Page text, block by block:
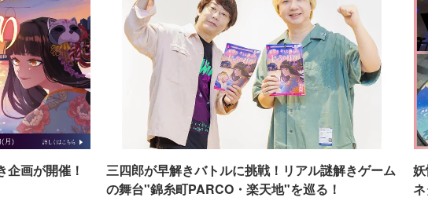
画が開催！
三四郎が早解きバトルに挑戦！リアル謎解きゲーム
の舞台"錦糸町PARCO・楽天地"を巡る！